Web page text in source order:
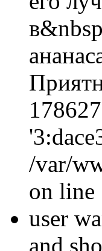
/var/
on line
user
and